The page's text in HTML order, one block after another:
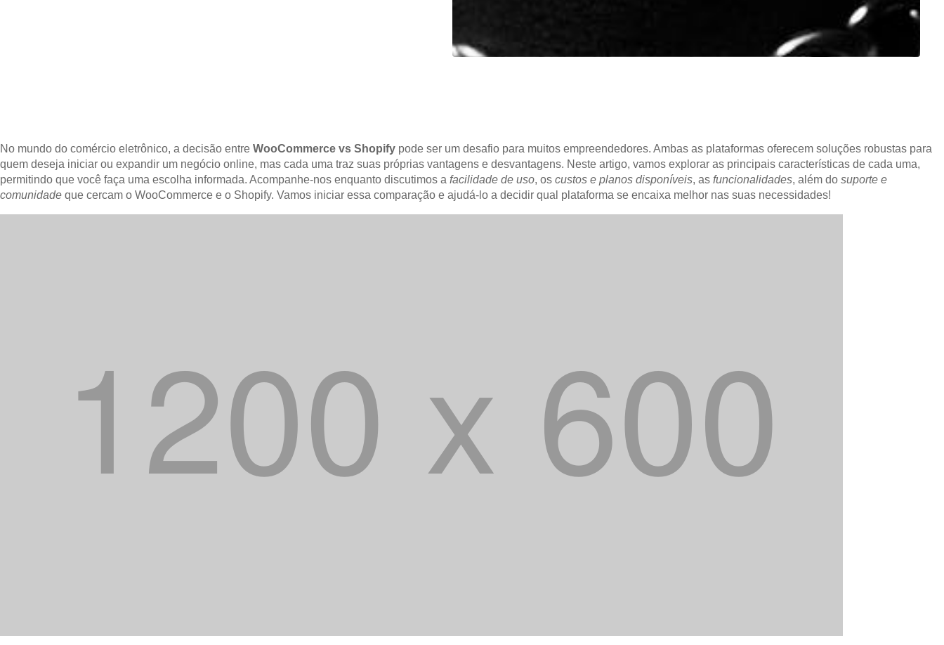
No mundo do comércio eletrônico, a decisão entre WooCommerce vs Shopify pode ser um desafio para muitos empreendedores. Ambas as plataformas oferecem soluções robustas para
quem deseja iniciar ou expandir um negócio online, mas cada uma traz suas próprias vantagens e desvantagens. Neste artigo, vamos explorar as principais características de cada uma,
permitindo que você faça uma escolha informada. Acompanhe-nos enquanto discutimos a facilidade de uso, os custos e planos disponíveis, as funcionalidades, além do suporte e
comunidade que cercam o WooCommerce e o Shopify. Vamos iniciar essa comparação e ajudá-lo a decidir qual plataforma se encaixa melhor nas suas necessidades!